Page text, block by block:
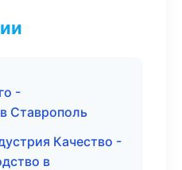
-
Ставрополь
Качество -
в